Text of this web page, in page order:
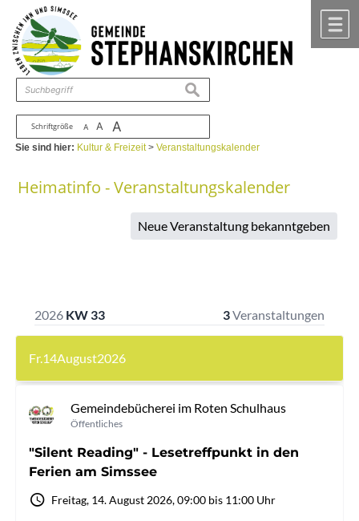
Zum Inhalt ,zur Navigation
Schriftgröße A A A
suchen
Sie sind hier: Kultur & Freizeit>Veranstaltungskalender
Heimatinfo - Veranstaltungskalender